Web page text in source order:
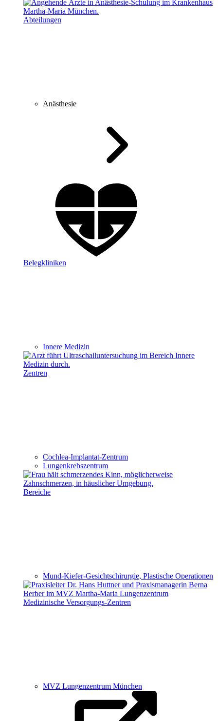
Abteilungen
Anästhesie
Belegkliniken
Innere Medizin
Zentren
Cochlea-Implantat-Zentrum
Lungenkrebszentrum
Bereiche
Mund-Kiefer-Gesichtschirurgie, Plastische Operationen
Medizinische Versorgungs-Zentren
MVZ Lungenzentrum München